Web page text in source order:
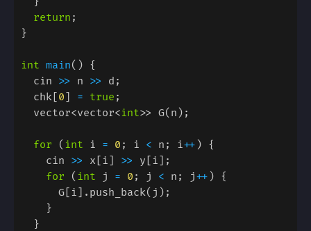
return
int main
  cin
>> n >>
  chk[
0] = true
  vector<vector<
int
for ( int i = 0 ; i < n; i++
    cin
>> x[i] >>
for
( int j = 0 ; j < n; j++